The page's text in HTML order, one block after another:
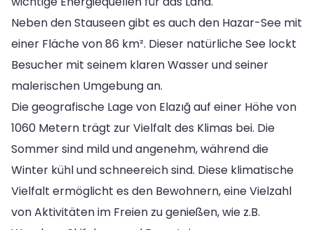
Neben den Stauseen gibt es auch den Hazar-See mit
einer Fläche von 86 km². Dieser natürliche See lockt
Besucher mit seinem klaren Wasser und seiner
malerischen Umgebung an.
Die geografische Lage von Elazığ auf einer Höhe von
1060 Metern trägt zur Vielfalt des Klimas bei. Die
Sommer sind mild und angenehm, während die
Winter kühl und schneereich sind. Diese klimatische
Vielfalt ermöglicht es den Bewohnern, eine Vielzahl
von Aktivitäten im Freien zu genießen, wie z.B.